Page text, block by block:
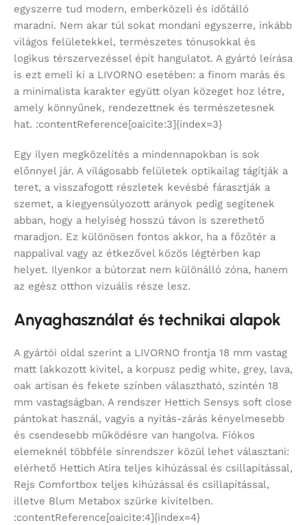
egyszerre tud modern, emberközeli és időtálló
maradni. Nem akar túl sokat mondani egyszerre, inkább
világos felületekkel, természetes tónusokkal és
logikus térszervezéssel épít hangulatot. A gyártó leírása
is ezt emeli ki a LIVORNO esetében: a finom marás és
a minimalista karakter együtt olyan közeget hoz létre,
amely könnyűnek, rendezettnek és természetesnek
hat. :contentReference[oaicite:3]{index=3}
Egy ilyen megközelítés a mindennapokban is sok
előnnyel jár. A világosabb felületek optikailag tágítják a
teret, a visszafogott részletek kevésbé fárasztják a
szemet, a kiegyensúlyozott arányok pedig segítenek
abban, hogy a helyiség hosszú távon is szerethető
maradjon. Ez különösen fontos akkor, ha a főzőtér a
nappalival vagy az étkezővel közös légtérben kap
helyet. Ilyenkor a bútorzat nem különálló zóna, hanem
az egész otthon vizuális része lesz.
Anyaghasználat és technikai alapok
A gyártói oldal szerint a LIVORNO frontja 18 mm vastag
matt lakkozott kivitel, a korpusz pedig white, grey, lava,
oak artisan és fekete színben választható, szintén 18
mm vastagságban. A rendszer Hettich Sensys soft close
pántokat használ, vagyis a nyitás-zárás kényelmesebb
és csendesebb működésre van hangolva. Fiókos
elemeknél többféle sínrendszer közül lehet választani:
elérhető Hettich Atira teljes kihúzással és csillapítással,
Rejs Comfortbox teljes kihúzással és csillapítással,
illetve Blum Metabox szürke kivitelben.
:contentReference[oaicite:4]{index=4}